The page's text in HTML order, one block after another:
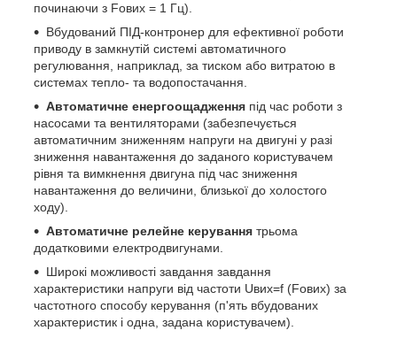
починаючи з Fових = 1 Гц).
Вбудований ПІД-контронер для ефективної роботи
приводу в замкнутій системі автоматичного
регулювання, наприклад, за тиском або витратою в
системах тепло- та водопостачання.
Автоматичне енергоощадження під час роботи з
насосами та вентиляторами (забезпечується
автоматичним зниженням напруги на двигуні у разі
зниження навантаження до заданого користувачем
рівня та вимкнення двигуна під час зниження
навантаження до величини, близької до холостого
ходу).
Автоматичне релейне керування трьома
додатковими електродвигунами.
Широкі можливості завдання завдання
характеристики напруги від частоти Uвих=f (Fових) за
частотного способу керування (п'ять вбудованих
характеристик і одна, задана користувачем).